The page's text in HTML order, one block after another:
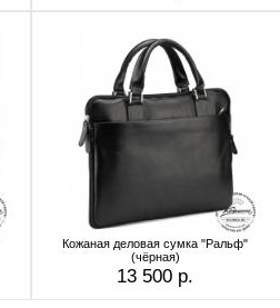
Кожаная деловая сумка "Ральф"
(чёрная)
13 500 р.